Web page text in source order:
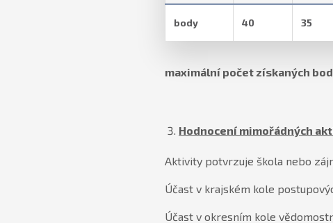
body 40 35
maximální počet získaných
Hodnocení mimořádných
Aktivity potvrzuje škola nebo
Účast v krajském kole
Účast v okresním kole